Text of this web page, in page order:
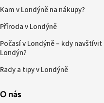
Kam v Londýně na nákupy?
Příroda v Londýně
Počasí v Londýně – kdy navštívit
Londýn?
Rady a tipy v Londýně
O nás